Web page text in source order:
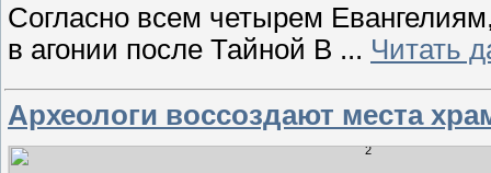
Согласно всем четырем
в агонии после Тайной В ... Читать
Археологи воссоздают места